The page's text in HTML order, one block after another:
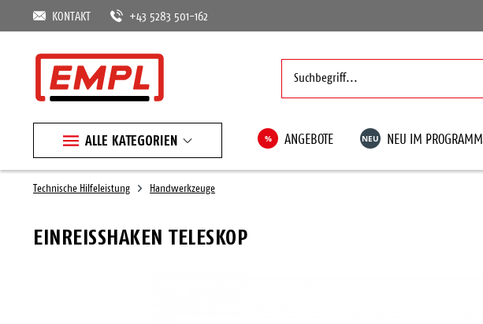
KONTAKT +43 5283 501-162
ALLE KATEGORIEN % ANGEBOTE NEU NEU IM PROGRAMM
Technische Hilfeleistung Handwerkzeuge
EINREISSHAKEN TELESKOP